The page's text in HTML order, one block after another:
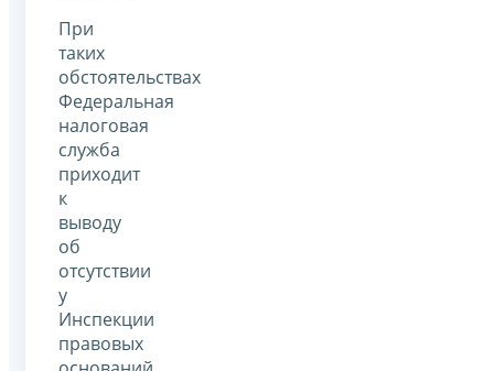
При
таких
обстоятельствах
Федеральная
налоговая
служба
приходит
к
выводу
об
отсутствии
у
Инспекции
правовых